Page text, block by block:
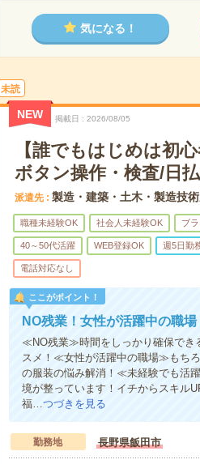
気になる！
未読
NEW 掲載日 2026/08/05
【誰でもはじめは初
ボタン操作・検査/日
派遣先 製造・建築・土木・製造技
職種未経験OK 社会人未経験OK ブ
40～50代活躍 WEB登録OK 週5日勤
電話対応なし
ここがポイント！
NO残業！女性が活躍中の職場
≪NO残業≫時間をしっかり確保でき
スメ！≪女性が活躍中の職場≫もち
の服装の悩み解消！≪未経験でも活
境が整っています！イチからスキル
福…つづきを見る
勤務地 長野県飯田市